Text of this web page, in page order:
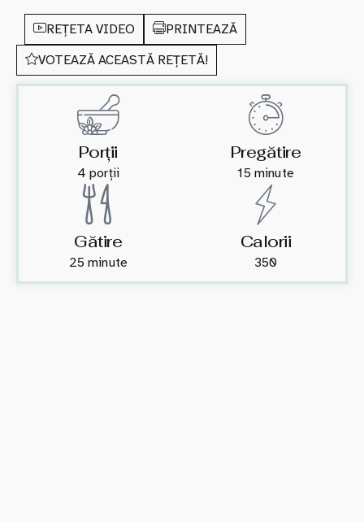
REȚETA VIDEO
PRINTEAZĂ
VOTEAZĂ ACEASTĂ REȚETĂ!
Porții
4 porții
Pregătire
15 minute
Gătire
25 minute
Calorii
350